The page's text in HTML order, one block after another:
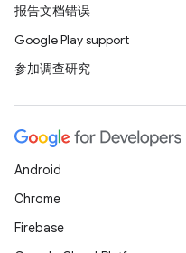
报告文档错误
Google Play support
参加调查研究
Android
Chrome
Firebase